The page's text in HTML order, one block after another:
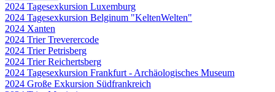
2024 Tagesexkursion Luxemburg
2024 Tagesexkursion Belginum "KeltenWelten"
2024 Xanten
2024 Trier Treverercode
2024 Trier Petrisberg
2024 Trier Reichertsberg
2024 Tagesexkursion Frankfurt - Archäologisches Museum
2024 Große Exkursion Südfrankreich